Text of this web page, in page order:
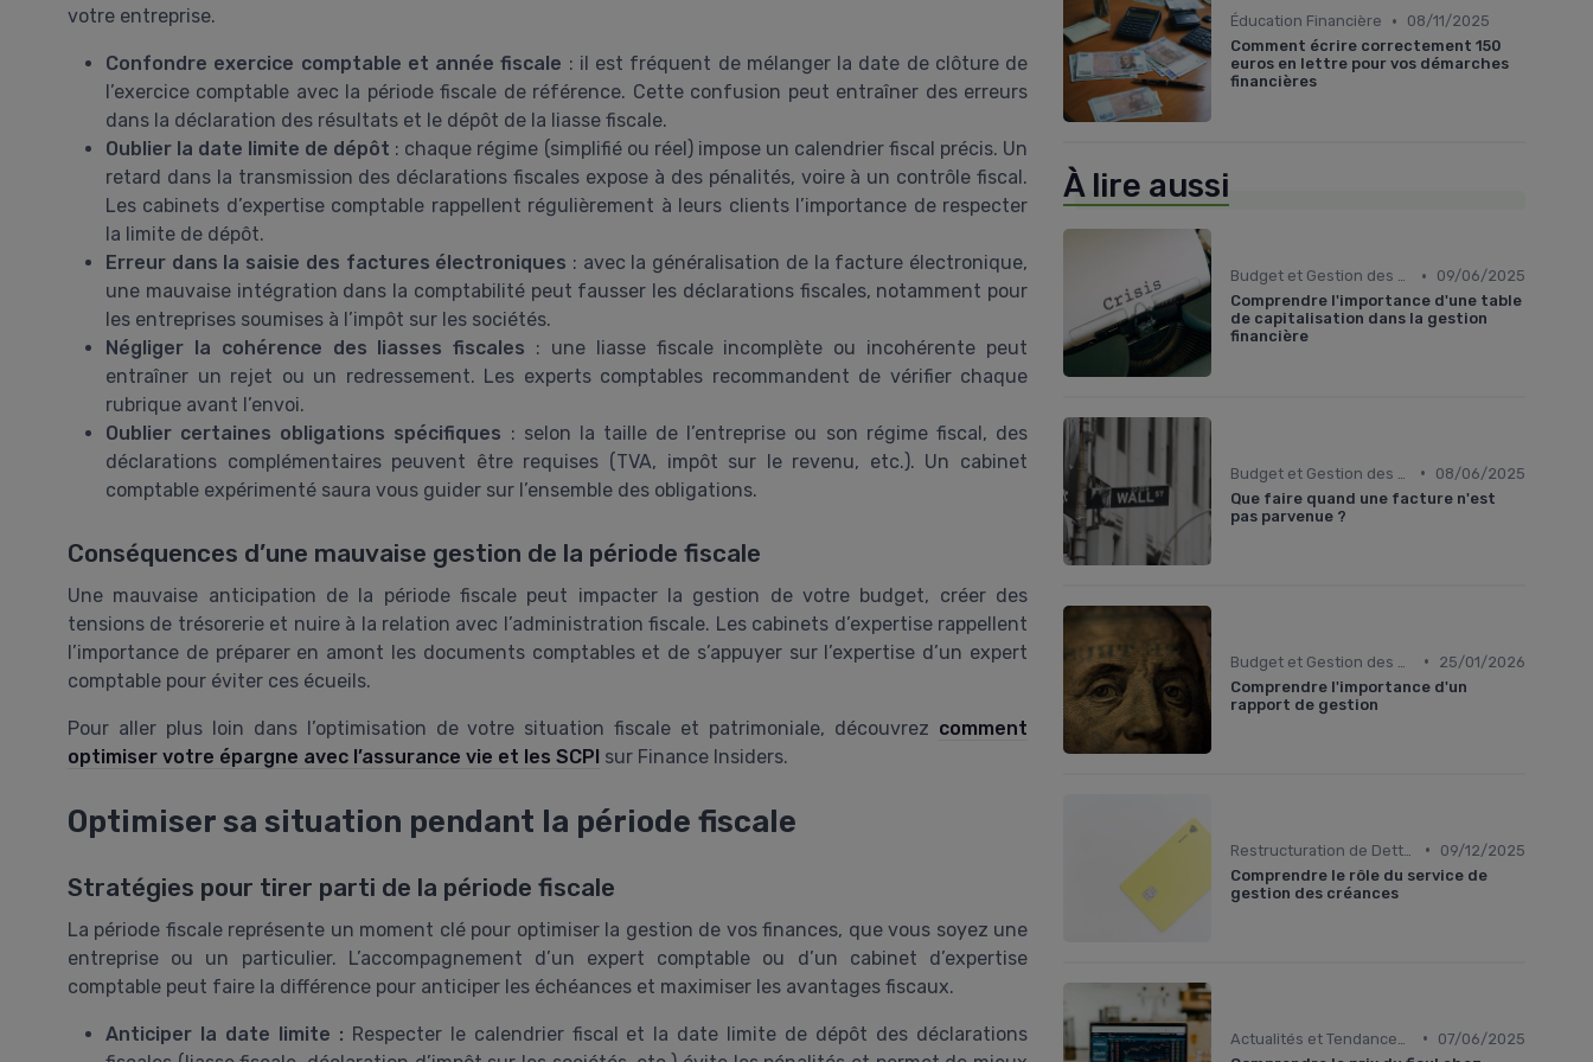
votre entreprise.
Confondre exercice comptable et année fiscale : il est fréquent de mélanger la date de clôture de
l’exercice comptable avec la période fiscale de référence. Cette confusion peut entraîner des erreurs
dans la déclaration des résultats et le dépôt de la liasse fiscale.
Oublier la date limite de dépôt : chaque régime (simplifié ou réel) impose un calendrier fiscal précis. Un
retard dans la transmission des déclarations fiscales expose à des pénalités, voire à un contrôle fiscal.
Les cabinets d’expertise comptable rappellent régulièrement à leurs clients l’importance de respecter
la limite de dépôt.
Erreur dans la saisie des factures électroniques : avec la généralisation de la facture électronique,
une mauvaise intégration dans la comptabilité peut fausser les déclarations fiscales, notamment pour
les entreprises soumises à l’impôt sur les sociétés.
Négliger la cohérence des liasses fiscales : une liasse fiscale incomplète ou incohérente peut
entraîner un rejet ou un redressement. Les experts comptables recommandent de vérifier chaque
rubrique avant l’envoi.
Oublier certaines obligations spécifiques : selon la taille de l’entreprise ou son régime fiscal, des
déclarations complémentaires peuvent être requises (TVA, impôt sur le revenu, etc.). Un cabinet
comptable expérimenté saura vous guider sur l’ensemble des obligations.
Conséquences d’une mauvaise gestion de la période fiscale
Une mauvaise anticipation de la période fiscale peut impacter la gestion de votre budget, créer des
tensions de trésorerie et nuire à la relation avec l’administration fiscale. Les cabinets d’expertise rappellent
l’importance de préparer en amont les documents comptables et de s’appuyer sur l’expertise d’un expert
comptable pour éviter ces écueils.
Pour aller plus loin dans l’optimisation de votre situation fiscale et patrimoniale, découvrez comment
optimiser votre épargne avec l’assurance vie et les SCPI sur Finance Insiders.
Optimiser sa situation pendant la période fiscale
Stratégies pour tirer parti de la période fiscale
La période fiscale représente un moment clé pour optimiser la gestion de vos finances, que vous soyez une
entreprise ou un particulier. L’accompagnement d’un expert comptable ou d’un cabinet d’expertise
comptable peut faire la différence pour anticiper les échéances et maximiser les avantages fiscaux.
Anticiper la date limite : Respecter le calendrier fiscal et la date limite de dépôt des déclarations
Éducation Financière •
08/11/2025
Comment écrire correctement 150
euros en lettre pour vos démarches
financières
À lire aussi
Budget et Gestion des Finances Personnelles •
09/06/2025
Comprendre l'importance d'une table
de capitalisation dans la gestion
financière
•
08/06/2025
Que faire quand une facture n'est
pas parvenue ?
•
25/01/2026
Comprendre l'importance d'un
rapport de gestion
•
09/12/2025
Comprendre le rôle du service de
gestion des créances
•
07/06/2025